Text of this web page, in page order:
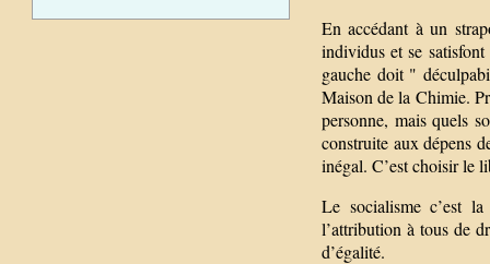
En accédant à un
individus et se
gauche doit "
Maison de la Chimie.
personne, mais quels
construite aux dépens
inégal. C’est choisir le
Le socialisme c’est
l’attribution à tous de
d’égalité.